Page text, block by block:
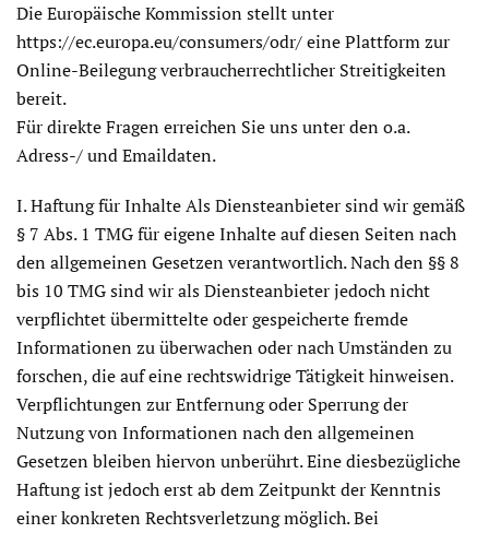
Die Europäische Kommission stellt unter
https://ec.europa.eu/consumers/odr/ eine Plattform zur
Online-Beilegung verbraucherrechtlicher Streitigkeiten
bereit.
Für direkte Fragen erreichen Sie uns unter den o.a.
Adress-/ und Emaildaten.
I. Haftung für Inhalte Als Diensteanbieter sind wir gemäß
§ 7 Abs. 1 TMG für eigene Inhalte auf diesen Seiten nach
den allgemeinen Gesetzen verantwortlich. Nach den §§ 8
bis 10 TMG sind wir als Diensteanbieter jedoch nicht
verpflichtet übermittelte oder gespeicherte fremde
Informationen zu überwachen oder nach Umständen zu
forschen, die auf eine rechtswidrige Tätigkeit hinweisen.
Verpflichtungen zur Entfernung oder Sperrung der
Nutzung von Informationen nach den allgemeinen
Gesetzen bleiben hiervon unberührt. Eine diesbezügliche
Haftung ist jedoch erst ab dem Zeitpunkt der Kenntnis
einer konkreten Rechtsverletzung möglich. Bei